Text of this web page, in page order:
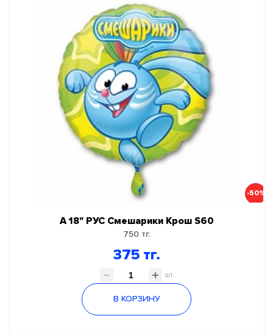
-50%
А 18" РУС Смешарики Крош S60
750 тг.
375 тг.
шт
В КОРЗИНУ